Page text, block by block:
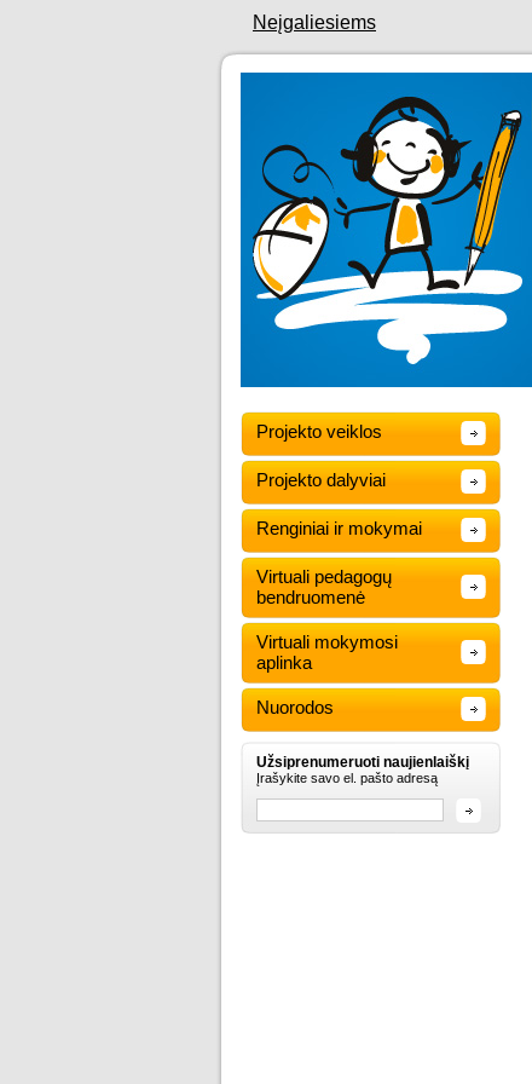
Neįgaliesiems
Projekto veiklos
Projekto dalyviai
Renginiai ir mokymai
Virtuali pedagogų
bendruomenė
Virtuali mokymosi
aplinka
Nuorodos
Užsiprenumeruoti naujienlaiškį
Įrašykite savo el. pašto adresą